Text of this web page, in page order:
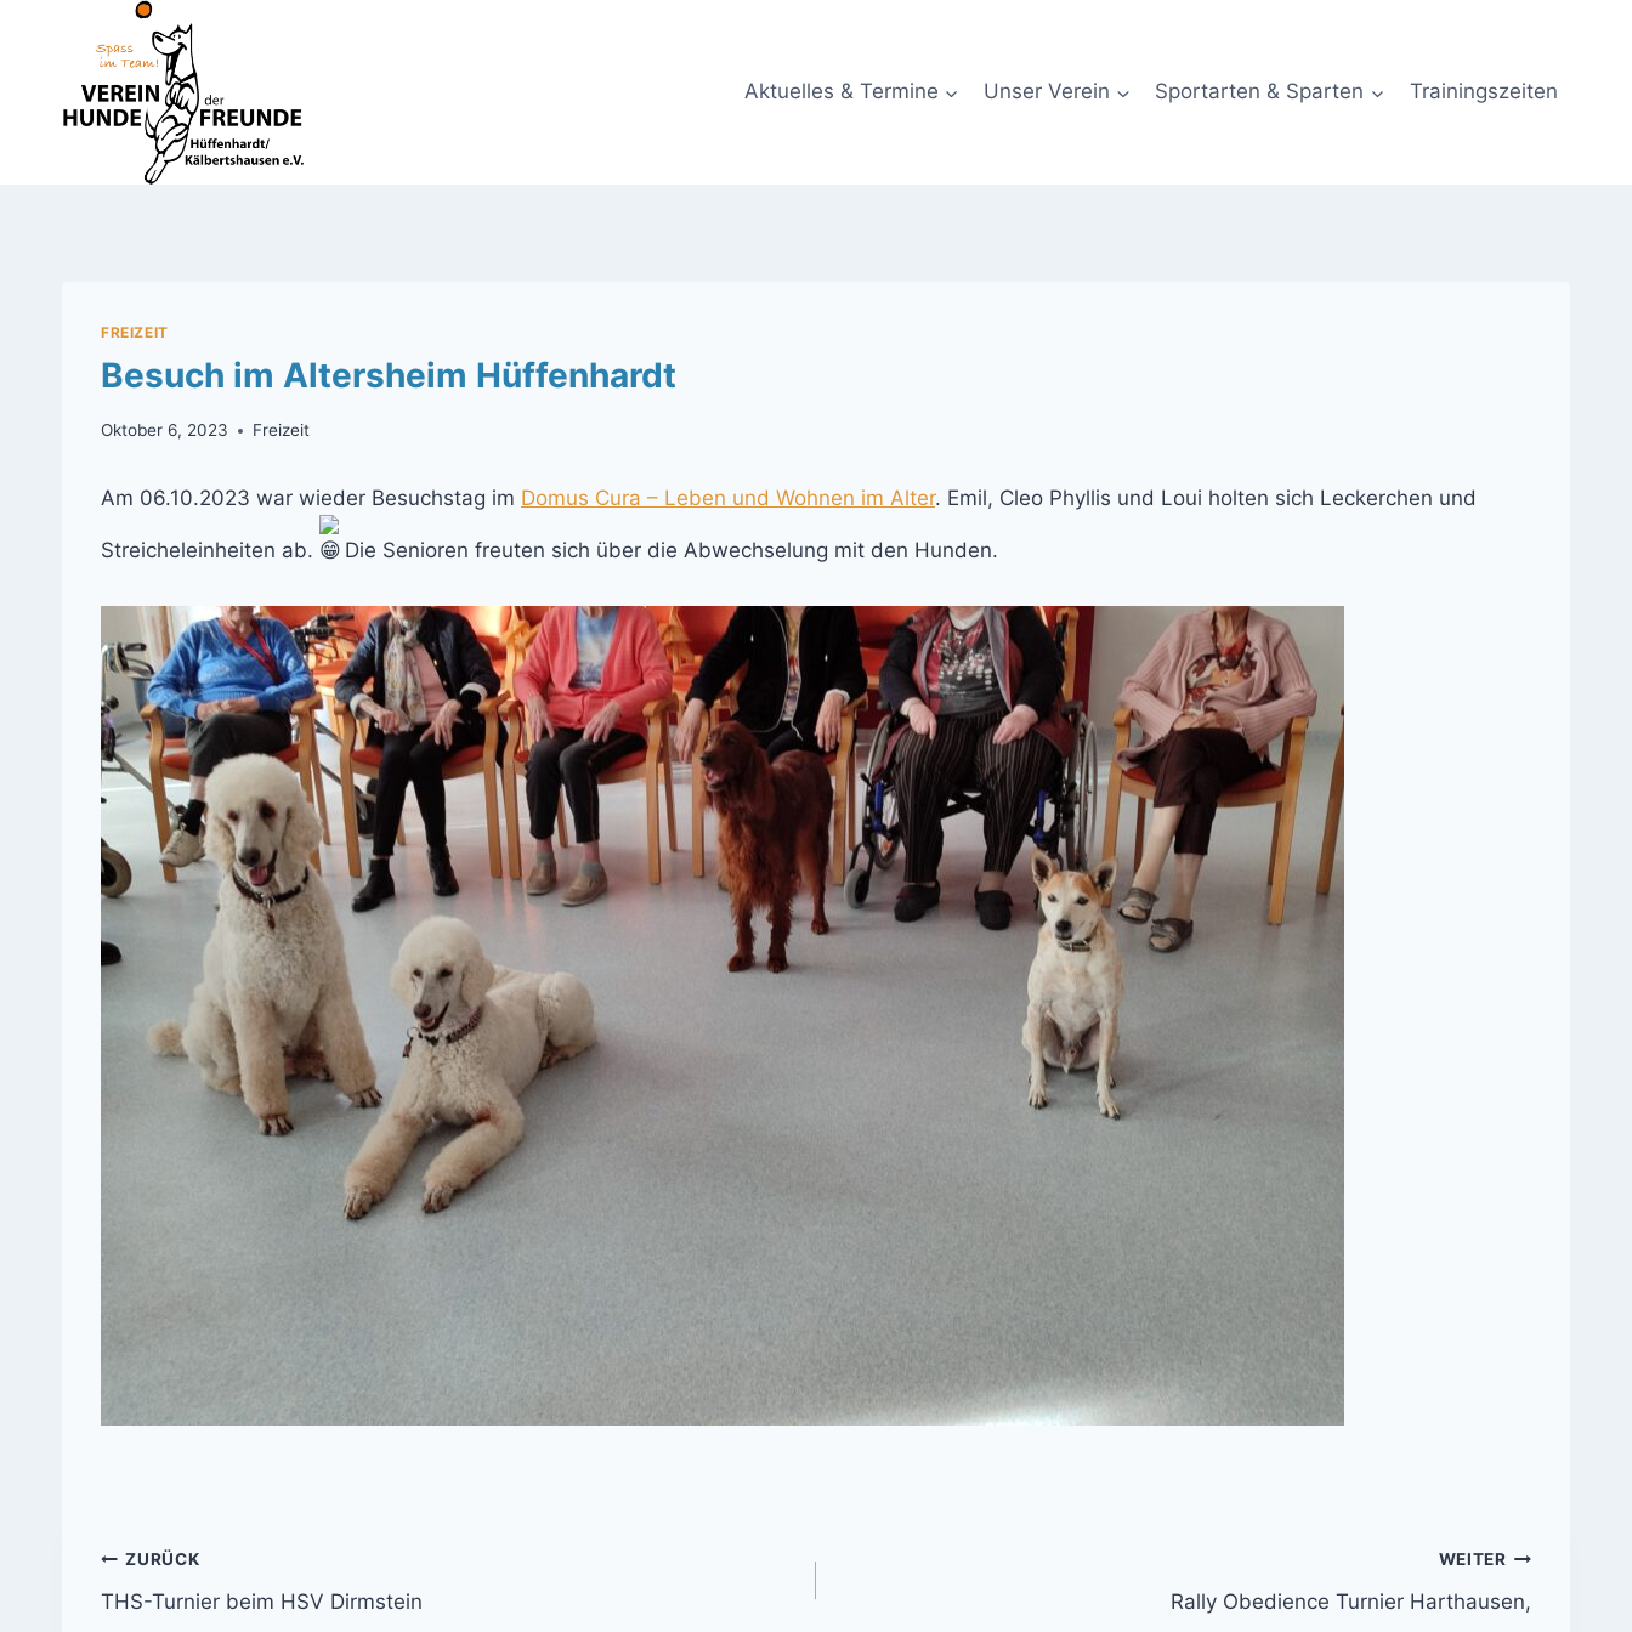
springen
Aktuelles & Termine Unser Verein Sportarten & Sparten Trainingszeiten
FREIZEIT
Besuch im Altersheim Hüffenhardt
Oktober 6, 2023 Freizeit
Am 06.10.2023 war wieder Besuchstag im Domus Cura – Leben und Wohnen im Alter. Emil, Cleo Phyllis und Loui holten sich Leckerchen und
Streicheleinheiten ab. Die Senioren freuten sich über die Abwechselung mit den Hunden.
Beitrags-
Navigation
ZURÜCK
THS-Turnier beim HSV Dirmstein
WEITER
Rally Obedience Turnier Harthausen,